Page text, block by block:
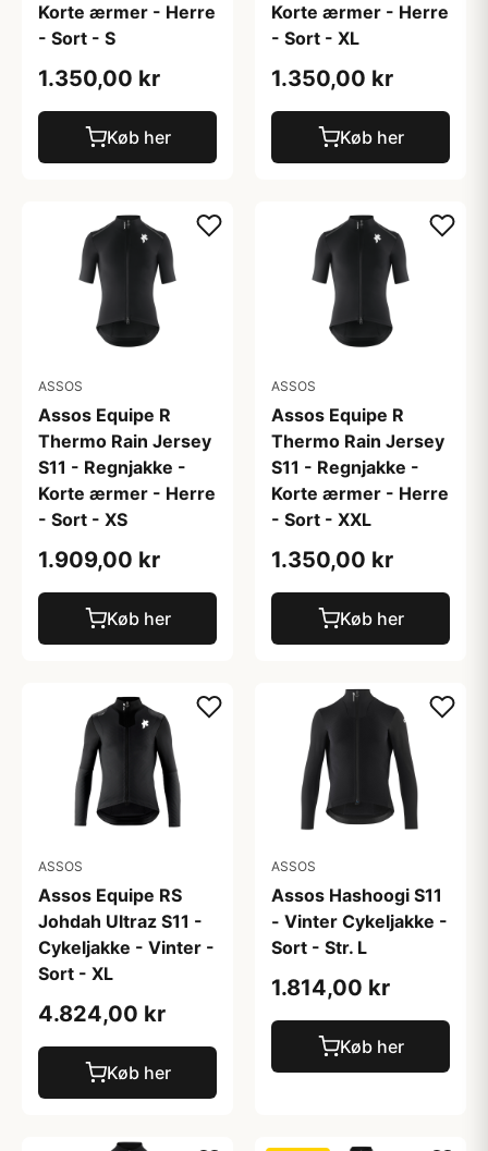
Korte ærmer - Herre
- Sort - S
1.350,00 kr
Køb her
Korte ærmer - Herre
- Sort - XL
1.350,00 kr
Køb her
ASSOS
Assos Equipe R
Thermo Rain Jersey
S11 - Regnjakke -
Korte ærmer - Herre
- Sort - XS
1.909,00 kr
Køb her
ASSOS
Assos Equipe R
Thermo Rain Jersey
S11 - Regnjakke -
Korte ærmer - Herre
- Sort - XXL
1.350,00 kr
Køb her
ASSOS
Assos Equipe RS
Johdah Ultraz S11 -
Cykeljakke - Vinter -
Sort - XL
4.824,00 kr
Køb her
ASSOS
Assos Hashoogi S11
- Vinter Cykeljakke -
Sort - Str. L
1.814,00 kr
Køb her